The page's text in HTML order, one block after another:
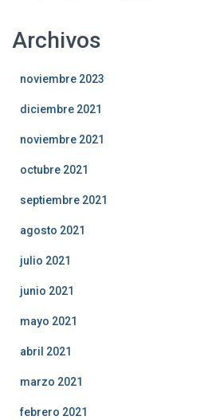
Archivos
noviembre 2023
diciembre 2021
noviembre 2021
octubre 2021
septiembre 2021
agosto 2021
julio 2021
junio 2021
mayo 2021
abril 2021
marzo 2021
febrero 2021